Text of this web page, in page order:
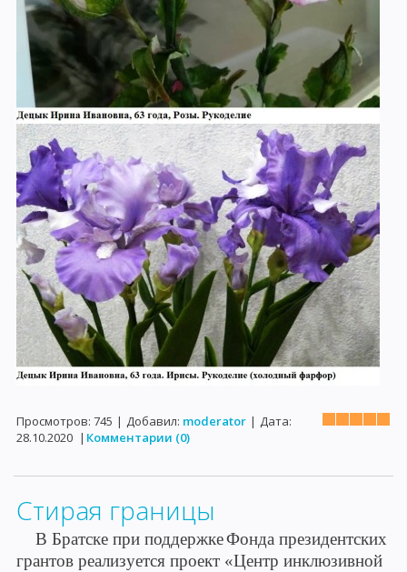
Просмотров: 745 | Добавил: moderator | Дата:
28.10.2020 | Комментарии (0)
Стирая границы
В Братске при поддержкеФонда президентских
грантов реализуется проект «Центр инклюзивной